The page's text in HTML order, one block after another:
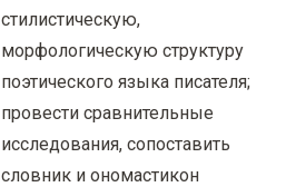
стилистическую,
морфологическую структуру
поэтического языка писателя;
провести сравнительные
исследования, сопоставить
словник и ономастикон